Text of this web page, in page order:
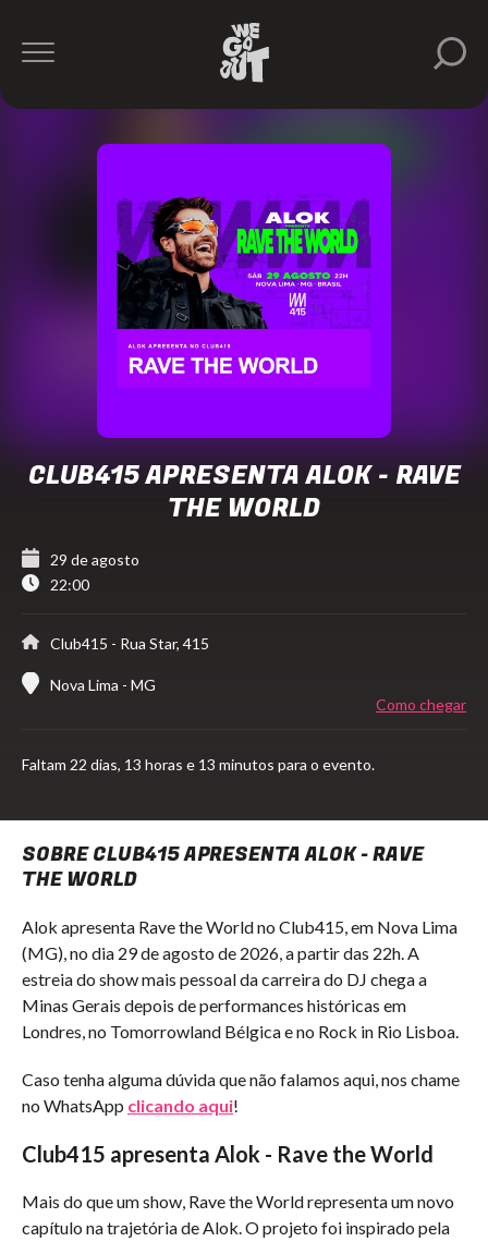
Alok
CLUB415 APRESENTA ALOK - RAVE
THE WORLD
29 de agosto
22:00
Club415 - Rua Star, 415
Nova Lima - MG
Como chegar
Faltam 22 dias, 13 horas e 13 minutos para o evento.
SOBRE CLUB415 APRESENTA ALOK - RAVE
THE WORLD
Alok apresenta Rave the World no Club415, em Nova Lima
(MG), no dia 29 de agosto de 2026, a partir das 22h. A
estreia do show mais pessoal da carreira do DJ chega a
Minas Gerais depois de performances históricas em
Londres, no Tomorrowland Bélgica e no Rock in Rio Lisboa.
Caso tenha alguma dúvida que não falamos aqui, nos chame
no WhatsApp clicando aqui!
Club415 apresenta Alok - Rave the World
Mais do que um show, Rave the World representa um novo
capítulo na trajetória de Alok. O projeto foi inspirado pela